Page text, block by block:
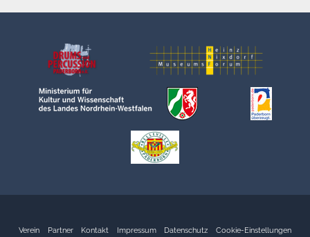
Verein Partner Kontakt Impressum Datenschutz Cookie-Einstellungen